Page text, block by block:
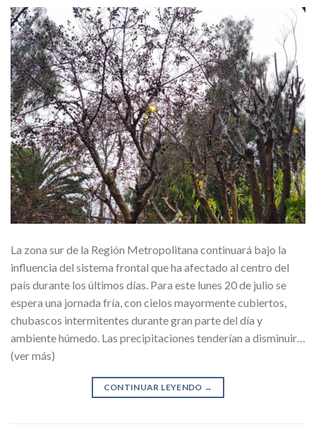
La zona sur de la Región Metropolitana continuará bajo la
influencia del sistema frontal que ha afectado al centro del
país durante los últimos días. Para este lunes 20 de julio se
espera una jornada fría, con cielos mayormente cubiertos,
chubascos intermitentes durante gran parte del día y
ambiente húmedo. Las precipitaciones tenderían a disminuir…
(ver más)
CONTINUAR LEYENDO →